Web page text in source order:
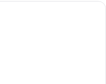
Ein Hotelzimmer mit zwei Betten,